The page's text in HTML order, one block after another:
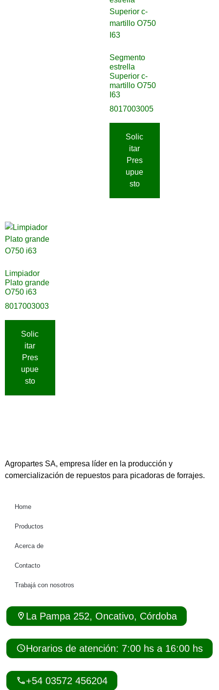
Segmento
estrella
Superior c-
martillo O750
I63
8017003005
Solic
itar
Pres
upue
sto
Limpiador
Plato grande
O750 i63
8017003003
Solic
itar
Pres
upue
sto
Agropartes SA, empresa líder en la producción y
comercialización de repuestos para picadoras de forrajes.
Home
Productos
Acerca de
Contacto
Trabajá con nosotros
La Pampa 252, Oncativo, Córdoba
Horarios de atención: 7:00 hs a 16:00 hs
+54 03572 456204